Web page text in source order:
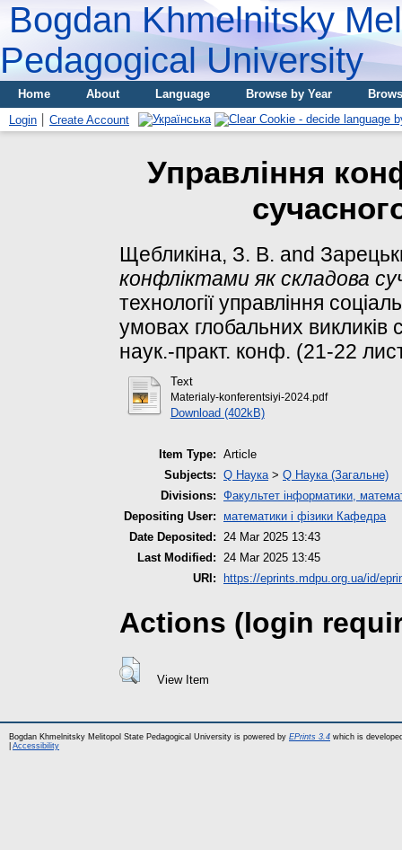
Bogdan Khmelnitsky
Pedagogical University
Home About Language Browse by Year
Login
Create Account
Управління
Щебликіна, З. В. and
конфліктами як складова
технології управління
умовах глобальних викликів
наук.-практ. конф. (21-22
Text
Materialy-konferentsiyi-2024.pdf
Download (402kB)
Item Type: Article
Subjects: Q Наука > Q Наука (Загальне)
Divisions: Факультет інформатики,
Depositing User:
математики і фізики Кафедра
Date Deposited:
24 Mar 2025 13:43
Last Modified:
24 Mar 2025 13:45
URI:
https://eprints.mdpu.org.ua/id/
Actions (login
View Item
Bogdan Khmelnitsky Melitopol State Pedagogical University is powered by EPrints 3.4 which is
Accessibility